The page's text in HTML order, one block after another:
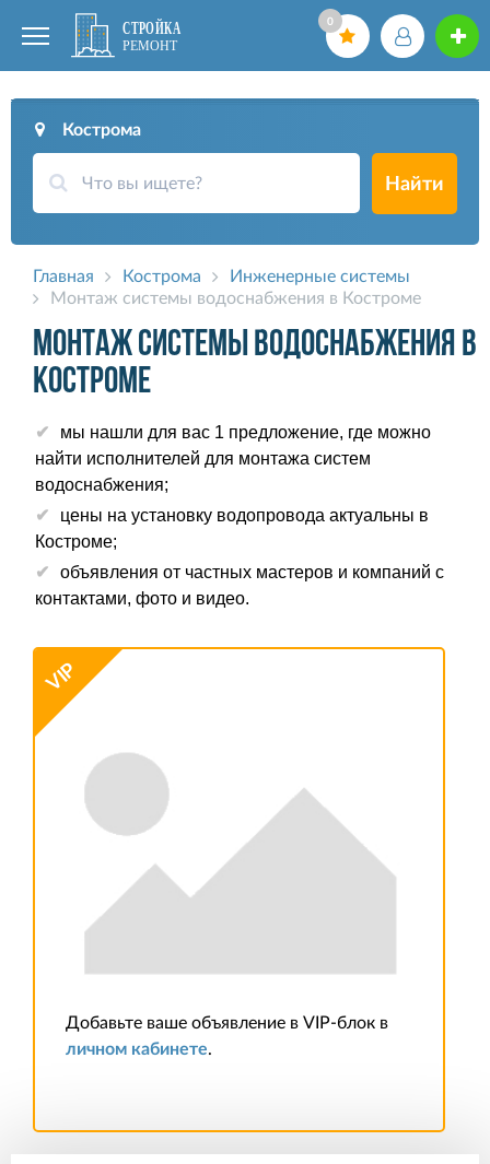
0
Кострома
Найти
Главная Кострома
Инженерные системы
Монтаж системы водоснабжения в Костроме
Монтаж системы водоснабжения в
Костроме
мы нашли для вас 1 предложение, где можно
найти исполнителей для монтажа систем
водоснабжения;
цены на установку водопровода актуальны в
Костроме;
объявления от частных мастеров и компаний с
контактами, фото и видео.
VIP
Добавьте ваше объявление в VIP-блок в
личном кабинете.